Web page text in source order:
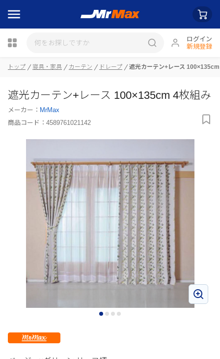
ログイン
新規登録
トップ 寝具・家具 カーテン ドレープ 遮光カーテン+レース
遮光カーテン+レース 100×135cm 4枚組み
メーカー： MrMax
商品コード： 4589761021142